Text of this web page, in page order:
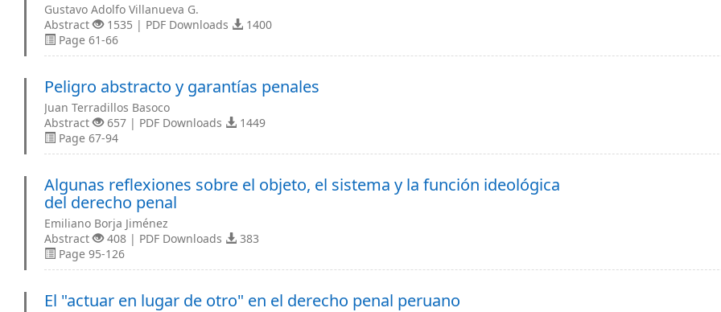
Gustavo Adolfo Villanueva G.
Abstract
1535 | PDF Downloads
1400
Page 61-66
Peligro abstracto y garantías penales
Juan Terradillos Basoco
Abstract
657 | PDF Downloads
1449
Page 67-94
Algunas reflexiones sobre el objeto, el sistema y la función ideológica
del derecho penal
Emiliano Borja Jiménez
Abstract
408 | PDF Downloads
383
Page 95-126
El "actuar en lugar de otro" en el derecho penal peruano